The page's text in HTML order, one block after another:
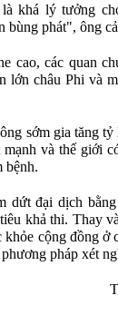
khá lý tưởng
bùng phát", ông
cao, các quan
lớn châu Phi và
sớm gia tăng tỷ
và thế giới
bệnh.
dứt đại dịch
khả thi. Thay
cộng đồng ở
pháp xét